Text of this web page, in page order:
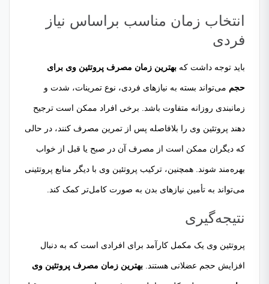
انتخاب زمان مناسب براساس نیاز
فردی
باید توجه داشت که بهترین زمان مصرف پروتئین وی برای
حجم می‌تواند بسته به نیازهای فردی، نوع تمرینات، شدت و
زمانبندی روزانه متفاوت باشد. برخی افراد ممکن است ترجیح
دهند پروتئین وی را بلافاصله پس از تمرین مصرف کنند، در حالی
که دیگران ممکن است از مصرف آن در صبح یا قبل از خواب
بهره‌مند شوند. همچنین، ترکیب پروتئین وی با دیگر منابع پروتئینی
می‌تواند به تأمین نیازهای بدن به صورت کامل‌تر کمک کند.
نتیجه‌گیری
پروتئین وی یک مکمل کارآمد برای افرادی است که به دنبال
افزایش حجم عضلانی هستند. بهترین زمان مصرف پروتئین وی